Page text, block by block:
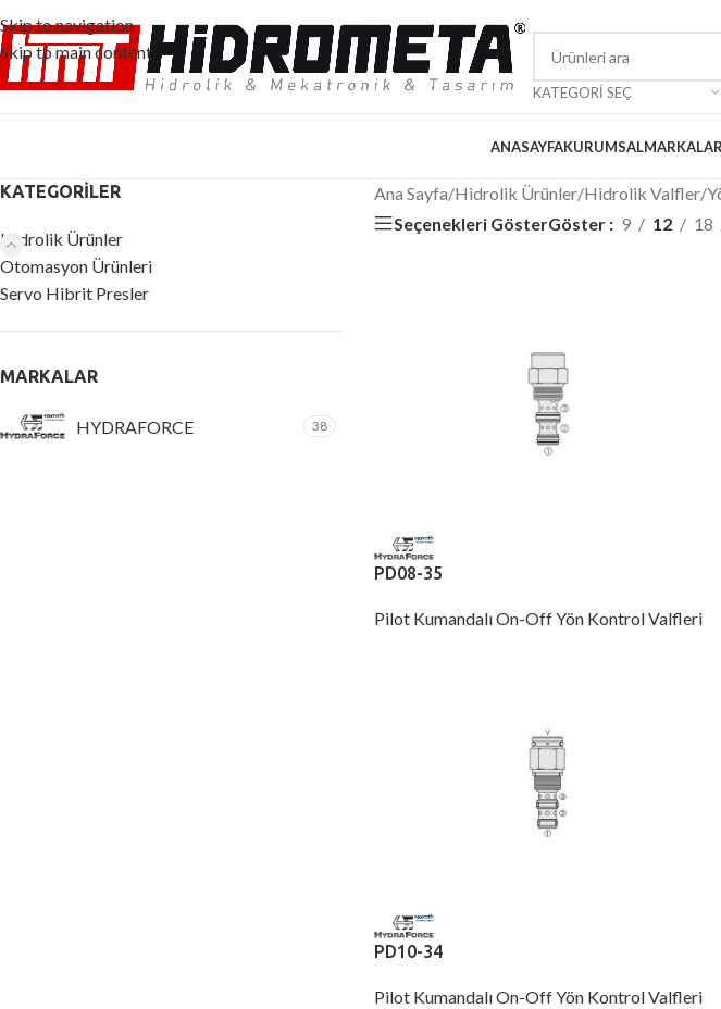
Skip to navigation
Skip to main content
KATEGORI SEÇ
ANASAYFAKURUMSALMARKALAR
KATEGORILER
Hidrolik Ürünler
Otomasyon Ürünleri
Servo Hibrit Presler
MARKALAR
HYDRAFORCE 38
Ana Sayfa/Hidrolik Ürünler/Hidrolik Valfler/
Seçenekleri GösterGöster 9 12 18
PD08-35
Pilot Kumandalı On-Off Yön Kontrol Valfleri
PD10-34
Pilot Kumandalı On-Off Yön Kontrol Valfleri